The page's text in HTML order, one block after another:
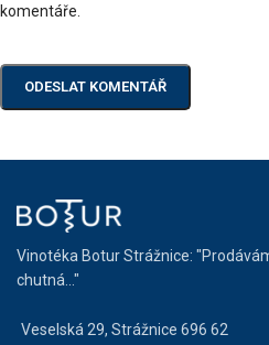
komentáře.
Vinotéka Botur Strážnice:
chutná..."
Veselská 29, Strážnice 696 62